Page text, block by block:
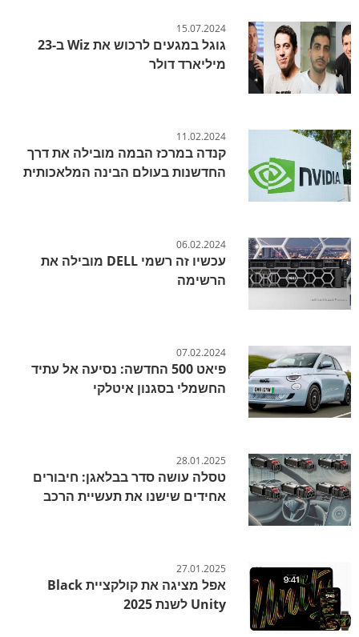
15.07.2024
גוגל במגעים לרכוש את Wiz ב-23
מיליארד דולר
11.02.2024
קנדה במרכז הבמה מובילה את דרך
החדשנות בעולם הבינה המלאכותית
06.02.2024
עכשיו זה רשמי DELL מובילה את
הרשימה
07.02.2024
פיאט 500 החדשה: נסיעה אל עתיד
החשמלי בסגנון איטלקי
28.01.2025
טסלה עושה סדר בבלאגן: חיבורים
אחידים שישנו את תעשיית הרכב
27.01.2025
אפל מציגה את קולקציית Black
Unity לשנת 2025